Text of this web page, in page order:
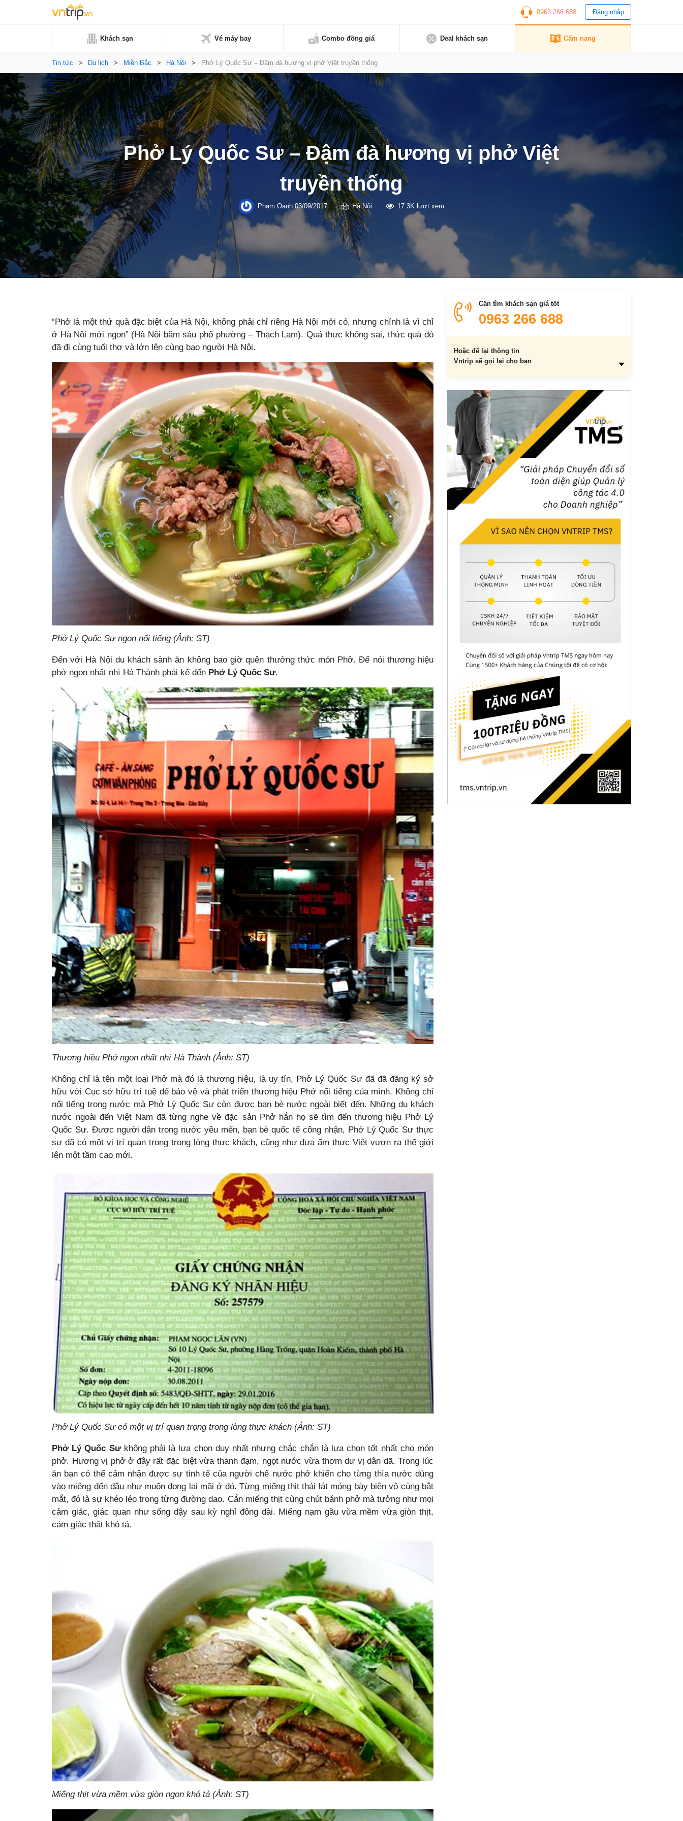
0963 266 688 Đăng nhập
Khách sạn Vé máy bay Combo đồng giá Deal khách sạn Cẩm nang
Tin tức > Du lịch > Miền Bắc > Hà Nội > Phở Lý Quốc Sư – Đậm đà hương vị phở Việt truyền thống
Phở Lý Quốc Sư – Đậm đà hương vị phở Việt
truyền thống
Phạm Oanh03/09/2017 Hà Nội 17.3K lượt xem
“Phở là một thứ quà đặc biệt của Hà Nội, không phải chỉ riêng Hà Nội mới có, nhưng chính là vì chỉ
ở Hà Nội mới ngon” (Hà Nội băm sáu phố phường – Thạch Lam). Quả thực không sai, thức quà đó
đã đi cùng tuổi thơ và lớn lên cùng bao người Hà Nội.
Phở Lý Quốc Sư ngon nổi tiếng (Ảnh: ST)
Đến với Hà Nội du khách sành ăn không bao giờ quên thưởng thức món Phở. Để nói thương hiệu
phở ngon nhất nhì Hà Thành phải kể đến Phở Lý Quốc Sư.
Thương hiệu Phở ngon nhất nhì Hà Thành (Ảnh: ST)
Không chỉ là tên một loại Phở mà đó là thương hiệu, là uy tín, Phở Lý Quốc Sư đã đã đăng ký sở
hữu với Cục sở hữu trí tuệ để bảo vệ và phát triển thương hiệu Phở nổi tiếng của mình. Không chỉ
nổi tiếng trong nước mà Phở Lý Quốc Sư còn được bạn bè nước ngoài biết đến. Những du khách
nước ngoài đến Việt Nam đã từng nghe về đặc sản Phở hẳn họ sẽ tìm đến thương hiệu Phở Lý
Quốc Sư. Được người dân trong nước yêu mến, bạn bè quốc tế công nhận, Phở Lý Quốc Sư thực
sự đã có một vị trí quan trọng trong lòng thực khách, cũng như đưa ẩm thực Việt vươn ra thế giới
lên một tầm cao mới.
Phở Lý Quốc Sư có một vị trí quan trọng trong lòng thực khách (Ảnh: ST)
Phở Lý Quốc Sưkhông phải là lựa chọn duy nhất nhưng chắc chắn là lựa chọn tốt nhất cho món
phở. Hương vị phở ở đây rất đặc biệt vừa thanh đạm, ngọt nước vừa thơm dư vị dân dã. Trong lúc
ăn bạn có thể cảm nhận được sự tinh tế của người chế nước phở khiến cho từng thìa nước dùng
vào miệng đến đâu như muốn đọng lại mãi ở đó. Từng miếng thịt thái lát mỏng bày biện vô cùng bắt
mắt, đó là sự khéo léo trong từng đường dao. Cắn miếng thịt cùng chút bánh phở mà tưởng như mọi
cảm giác, giác quan như sống dậy sau kỳ nghỉ đông dài. Miếng nạm gầu vừa mềm vừa giòn thịt,
cảm giác thật khó tả.
Miếng thịt vừa mềm vừa giòn ngon khó tả (Ảnh: ST)
Cần tìm khách sạn giá tốt
0963 266 688
Hoặc để lại thông tin
Vntrip sẽ gọi lại cho bạn